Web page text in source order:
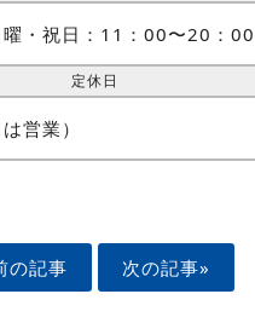
・祝日：11：00〜20：00
定休日
営業）
の記事 次の記事»